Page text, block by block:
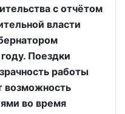
с отчётом
власти
Поездки
работы
возможность
во время